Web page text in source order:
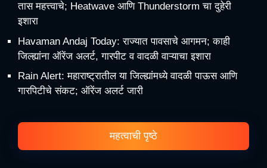
तास महत्त्वाचे; Heatwave आणि Thunderstorm चा दुहेरी
इशारा
Havaman Andaj Today: राज्यात पावसाचे आगमन; काही
जिल्ह्यांना ऑरेंज अलर्ट, गारपीट व वादळी वाऱ्याचा इशारा
Rain Alert: महाराष्ट्रातील या जिल्ह्यांमध्ये वादळी पाऊस आणि
गारपिटीचे संकट; ऑरेंज अलर्ट जारी
महत्वाची पृष्ठे